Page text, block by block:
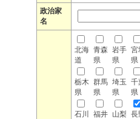
政治家
名
北海
道
青森
県
岩手
県
宮
県
栃木
県
群馬
県
埼玉
県
千
県
石川
福井 山梨 長